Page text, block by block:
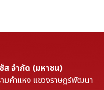
ซ็ส จำกัด (มหาชน)
ามคำแหง แขวงราษฎร์พัฒนา